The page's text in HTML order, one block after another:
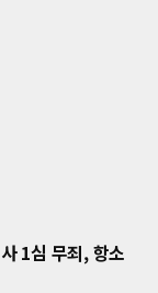
1심 무죄, 항소